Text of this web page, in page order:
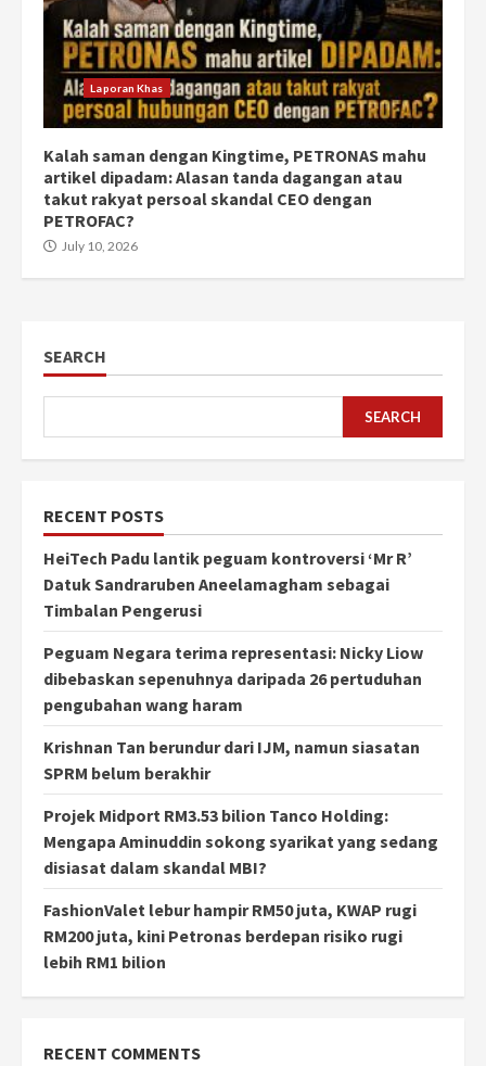
Laporan Khas
Kalah saman dengan Kingtime, PETRONAS mahu
artikel dipadam: Alasan tanda dagangan atau
takut rakyat persoal skandal CEO dengan
PETROFAC?
July 10, 2026
SEARCH
SEARCH
RECENT POSTS
HeiTech Padu lantik peguam kontroversi ‘Mr R’
Datuk Sandraruben Aneelamagham sebagai
Timbalan Pengerusi
Peguam Negara terima representasi: Nicky Liow
dibebaskan sepenuhnya daripada 26 pertuduhan
pengubahan wang haram
Krishnan Tan berundur dari IJM, namun siasatan
SPRM belum berakhir
Projek Midport RM3.53 bilion Tanco Holding:
Mengapa Aminuddin sokong syarikat yang sedang
disiasat dalam skandal MBI?
FashionValet lebur hampir RM50 juta, KWAP rugi
RM200 juta, kini Petronas berdepan risiko rugi
lebih RM1 bilion
RECENT COMMENTS